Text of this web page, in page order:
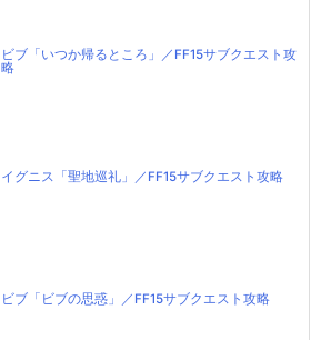
ビブ「いつか帰るところ」／FF15サブクエスト攻
略
イグニス「聖地巡礼」／FF15サブクエスト攻略
ビブ「ビブの思惑」／FF15サブクエスト攻略